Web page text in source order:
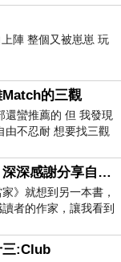
陣 整個又被崽崽 玩
的三觀
還蠻推薦的 但 我發現
由不忍耐 想要找三觀
好書推薦《女大當家》深深感謝分享自己想法震撼讀者的作家，讓我看到不同樣貌的家庭！
》就想到另一本書，
者的作家，讓我看到
三:Club